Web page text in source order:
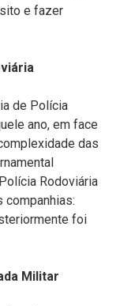
e fazer
de Polícia
ano, em face
das
Rodoviária
companhias:
foi
Militar